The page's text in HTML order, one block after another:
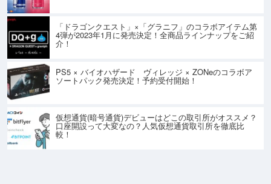
「ドラゴンクエスト」×「グラニフ」のコラボアイテム第
4弾が2023年1月に発売決定！全商品ラインナップをご紹
介！
PS5 × バイオハザード ヴィレッジ × ZONeのコラボア
ソートパック発売決定！予約受付開始！
仮想通貨(暗号通貨)デビューはどこの取引所がオススメ？
口座開設って大変なの？人気仮想通貨取引所を徹底比
較！